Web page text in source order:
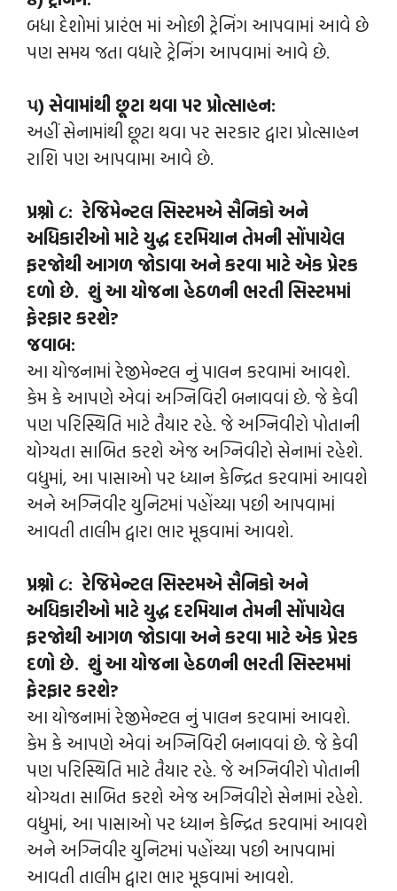
બધા દેશોમાં પ્રારંભ માં ઓછી ટ્રેનિંગ આપવામાં આવે છે
પણ સમય જતા વધારે ટ્રેનિંગ આપવામાં આવે છે.
૫) સેવામાંથી છૂટા થવા પર પ્રોત્સાહન:
અહીં સેનામાંથી છૂટા થવા પર સરકાર દ્વારા પ્રોત્સાહન
રાશિ પણ આપવામા આવે છે.
પ્રશ્નો ૮: રેજિમેન્ટલ સિસ્ટમએ સૈનિકો અને
અધિકારીઓ માટે યુદ્ધ દરમિયાન તેમની સોંપાયેલ
ફરજોથી આગળ જોડાવા અને કરવા માટે એક પ્રેરક
દળો છે. શું આ યોજના હેઠળની ભરતી સિસ્ટમમાં
ફેરફાર કરશે?
જવાબ:
આ યોજનામાં રેજીમેન્ટલ નું પાલન કરવામાં આવશે.
કેમ કે આપણે એવાં અગ્નિવિરી બનાવવાં છે. જે કેવી
પણ પરિસ્થિતિ માટે તૈયાર રહે. જે અગ્નિવીરો પોતાની
યોગ્યતા સાબિત કરશે એજ અગ્નિવીરો સેનામાં રહેશે.
વધુમાં, આ પાસાઓ પર ધ્યાન કેન્દ્રિત કરવામાં આવશે
અને અગ્નિવીર યુનિટમાં પહોંચ્યા પછી આપવામાં
આવતી તાલીમ દ્વારા ભાર મૂકવામાં આવશે.
પ્રશ્નો ૮: રેજિમેન્ટલ સિસ્ટમએ સૈનિકો અને
અધિકારીઓ માટે યુદ્ધ દરમિયાન તેમની સોંપાયેલ
ફરજોથી આગળ જોડાવા અને કરવા માટે એક પ્રેરક
દળો છે. શું આ યોજના હેઠળની ભરતી સિસ્ટમમાં
ફેરફાર કરશે?
આ યોજનામાં રેજીમેન્ટલ નું પાલન કરવામાં આવશે.
કેમ કે આપણે એવાં અગ્નિવિરી બનાવવાં છે. જે કેવી
પણ પરિસ્થિતિ માટે તૈયાર રહે. જે અગ્નિવીરો પોતાની
યોગ્યતા સાબિત કરશે એજ અગ્નિવીરો સેનામાં રહેશે.
વધુમાં, આ પાસાઓ પર ધ્યાન કેન્દ્રિત કરવામાં આવશે
અને અગ્નિવીર યુનિટમાં પહોંચ્યા પછી આપવામાં
આવતી તાલીમ દ્વારા ભાર મૂકવામાં આવશે.